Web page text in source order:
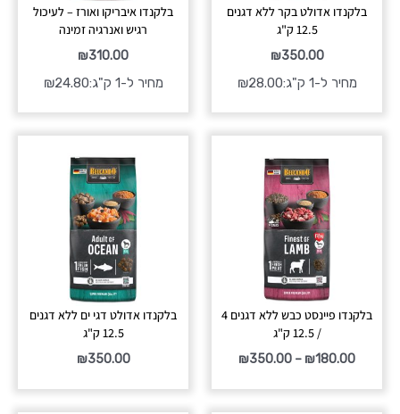
בלקנדו אדולט בקר ללא דגנים
12.5 ק"ג
₪350.00
מחיר ל-1 ק"ג: ₪28.00
בלקנדו איבריקו ואורז – לעיכול
רגיש ואנרגיה זמינה
₪310.00
מחיר ל-1 ק"ג: ₪24.80
בלקנדו פיינסט כבש ללא דגנים 4
/ 12.5 ק"ג
₪180.00
–
₪350.00
בלקנדו אדולט דגי ים ללא דגנים
12.5 ק"ג
₪350.00